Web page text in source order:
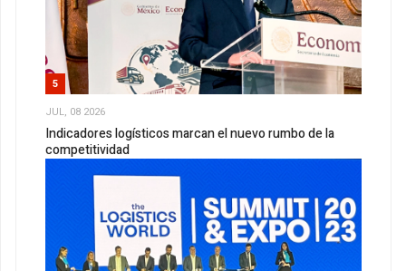
5
JUL, 08 2026
Indicadores logísticos marcan el nuevo rumbo de la
competitividad